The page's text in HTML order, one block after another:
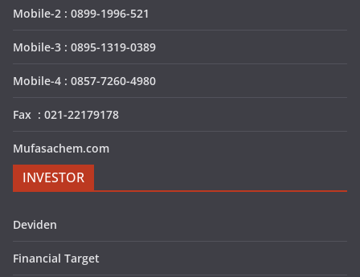
Mobile-2 : 0899-1996-521
Mobile-3 : 0895-1319-0389
Mobile-4 : 0857-7260-4980
Fax : 021-22179178
Mufasachem.com
INVESTOR
Deviden
Financial Target